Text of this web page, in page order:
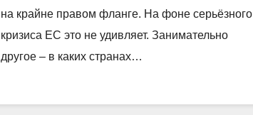
на крайне правом фланге. На фоне серьёзного
кризиса ЕС это не удивляет. Занимательно
другое – в каких странах…